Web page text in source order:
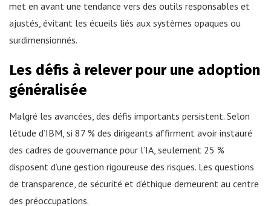
met en avant une tendance vers des outils responsables et
ajustés, évitant les écueils liés aux systèmes opaques ou
surdimensionnés.
Les défis à relever pour une adoption
généralisée
Malgré les avancées, des défis importants persistent. Selon
l’étude d’IBM, si 87 % des dirigeants affirment avoir instauré
des cadres de gouvernance pour l’IA, seulement 25 %
disposent d’une gestion rigoureuse des risques. Les questions
de transparence, de sécurité et d’éthique demeurent au centre
des préoccupations.